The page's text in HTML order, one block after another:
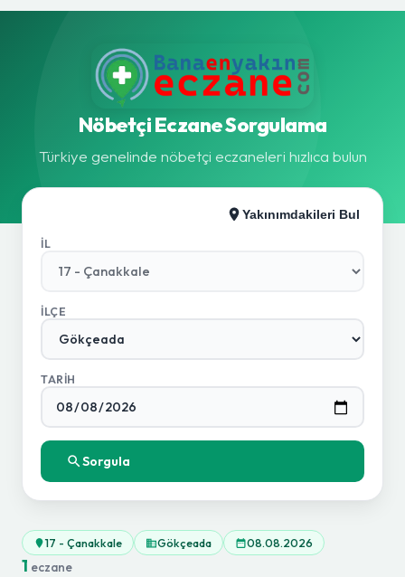
Nöbetçi Eczane Sorgulama
Türkiye genelinde nöbetçi eczaneleri hızlıca bulun
Yakınımdakileri Bul
İL
İLÇE
TARIH
Sorgula
17 - Çanakkale Gökçeada 08.08.2026
1 eczane